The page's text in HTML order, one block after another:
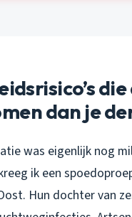
dan je
was eigenlijk nog
ik een
Hun dochter van